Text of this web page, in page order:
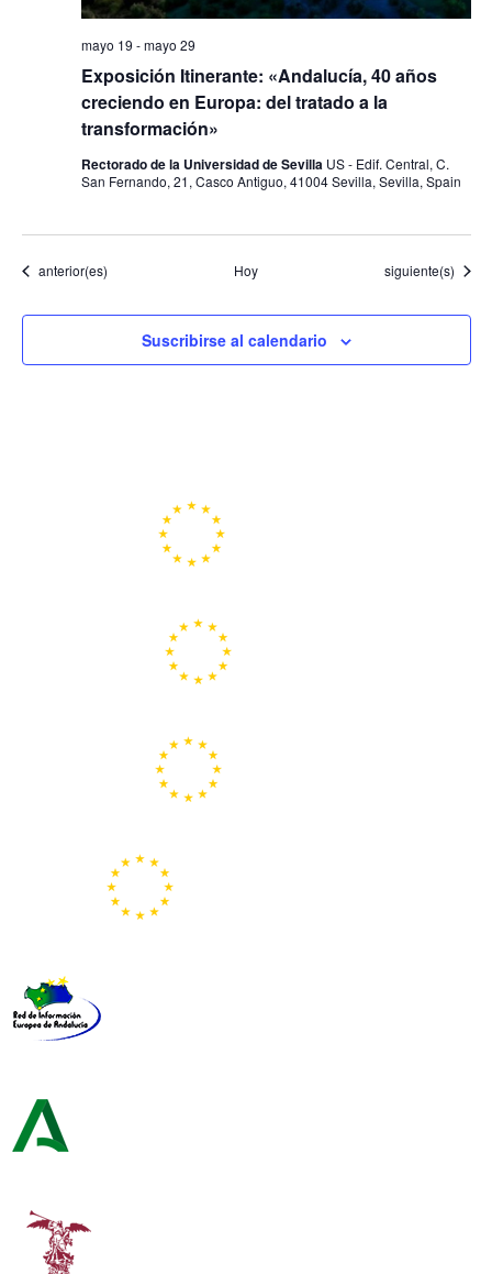
Exposición Itinerante: «Andalucía, 40 años
creciendo en Europa: del tratado a la
transformación»
mayo 19 -mayo 29
Rectorado de la Universidad de Sevilla US - Edif. Central, C.
San Fernando, 21, Casco Antiguo, 41004 Sevilla, Sevilla, Spain
Eventos
anterior(es) Hoy Eventos
siguiente(s)
Suscribirse al calendario